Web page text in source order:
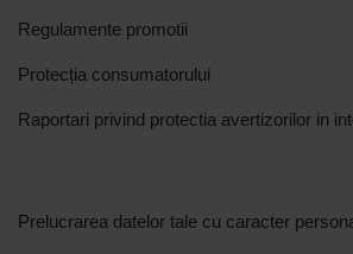
Regulamente promotii
Protecția consumatorului
Raportari privind protectia avertizorilor in
Prelucrarea datelor tale cu caracter